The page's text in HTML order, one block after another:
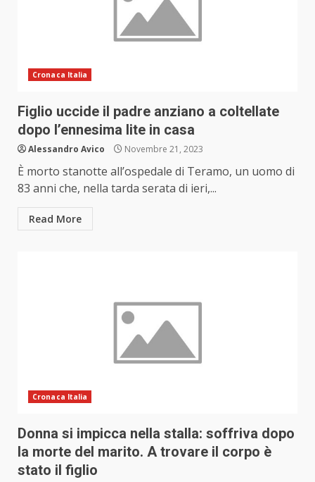
Cronaca Italia
Figlio uccide il padre anziano a coltellate
dopo l’ennesima lite in casa
Alessandro Avico Novembre 21, 2023
È morto stanotte all’ospedale di Teramo, un uomo di
83 anni che, nella tarda serata di ieri,...
Read More
Cronaca Italia
Donna si impicca nella stalla: soffriva dopo
la morte del marito. A trovare il corpo è
stato il figlio